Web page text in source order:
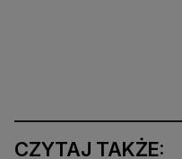
CZYTAJ TAKŻE: